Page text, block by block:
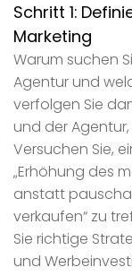
Schritt 1:
Marketing
Warum suchen
Agentur und
verfolgen Sie
und der
Versuchen Sie,
„Erhöhung des
anstatt
verkaufen“ zu
Sie richtige
und